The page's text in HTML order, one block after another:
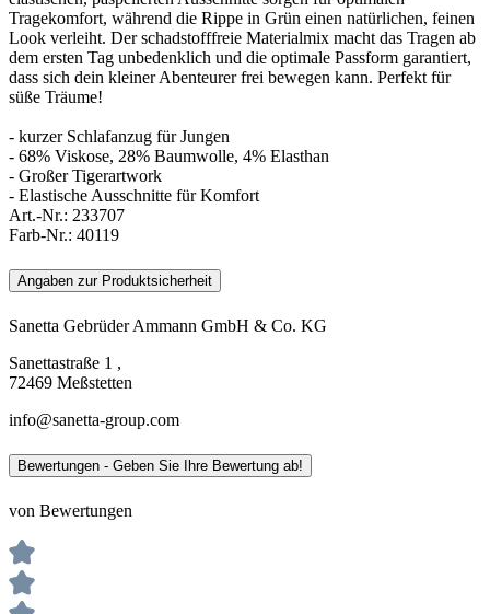
Tragekomfort, während die Rippe in Grün einen natürlichen, feinen
Look verleiht. Der schadstofffreie Materialmix macht das Tragen ab
dem ersten Tag unbedenklich und die optimale Passform garantiert,
dass sich dein kleiner Abenteurer frei bewegen kann. Perfekt für
süße Träume!
- kurzer Schlafanzug für Jungen
- 68% Viskose, 28% Baumwolle, 4% Elasthan
- Großer Tigerartwork
- Elastische Ausschnitte für Komfort
Art.-Nr.: 233707
Farb-Nr.: 40119
Angaben zur Produktsicherheit
Sanetta Gebrüder Ammann GmbH & Co. KG
Sanettastraße 1 ,
72469 Meßstetten
info@sanetta-group.com
Bewertungen - Geben Sie Ihre Bewertung ab!
von Bewertungen